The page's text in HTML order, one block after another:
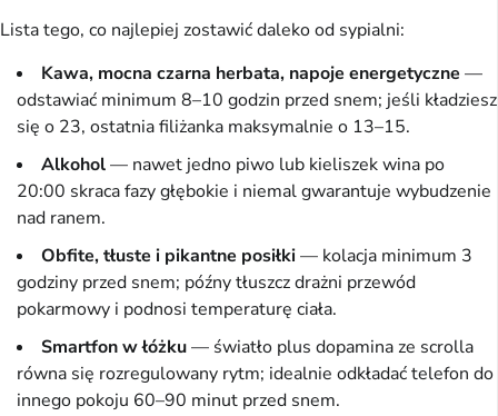
Lista tego, co najlepiej zostawić daleko od sypialni:
Kawa, mocna czarna herbata, napoje energetyczne —
odstawiać minimum 8–10 godzin przed snem; jeśli kładziesz
się o 23, ostatnia filiżanka maksymalnie o 13–15.
Alkohol— nawet jedno piwo lub kieliszek wina po
20:00 skraca fazy głębokie i niemal gwarantuje wybudzenie
nad ranem.
Obfite, tłuste i pikantne posiłki— kolacja minimum 3
godziny przed snem; późny tłuszcz drażni przewód
pokarmowy i podnosi temperaturę ciała.
Smartfon w łóżku— światło plus dopamina ze scrolla
równa się rozregulowany rytm; idealnie odkładać telefon do
innego pokoju 60–90 minut przed snem.